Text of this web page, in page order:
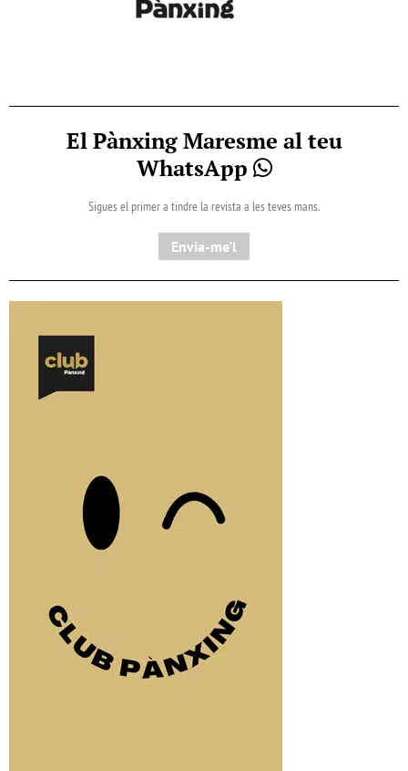
El Pànxing Maresme al teu
WhatsApp
Sigues el primer a tindre la revista a les teves mans.
Envia-me'l